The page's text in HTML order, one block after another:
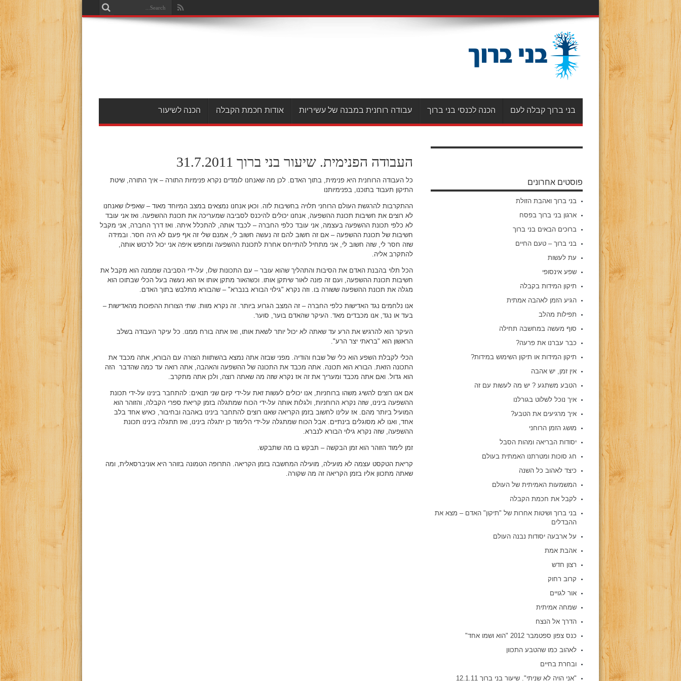
בני ברוך קבלה לעם הכנה לכנסי בני ברוך עבודה רוחנית במבנה של עשיריות אודות חכמת הקבלה הכנה לשיעור
העבודה הפנימית. שיעור בני ברוך 31.7.2011
כל העבודה הרוחנית היא פנימית, בתוך האדם. לכן מה שאנחנו לומדים נקרא פנימיות התורה – איך התורה, שיטת
התיקון תעבוד בתוכנו, בפנימיותנו
ההתקרבות להרגשת העולם הרוחני תלויה בחשיבות לזה. וכאן אנחנו נמצאים במצב המיוחד מאוד – שאפילו שאנחנו
לא רוצים את חשיבות תכונת ההשפעה, אנחנו יכולים להיכנס לסביבה שמעריכה את תכונת ההשפעה. ואז אני עובד
לא כלפי תכונת ההשפעה בעצמה, אני עובד כלפי החברה – לכבד אותה, להתכלל איתה. ואז דרך החברה, אני מקבל
חשיבות של תכונת ההשפעה – אם זה חשוב להם זה נעשה חשוב לי, אמנם שלי זה אף פעם לא היה חסר. ובמידה
שזה חסר לי, שזה חשוב לי, אני מתחיל להתייחס אחרת לתכונת ההשפעה ומחפש איפה אני יכול לרכוש אותה,
להתקרב אליה.
הכל תלוי בהבנת האדם את הסיבות והתהליך שהוא עובר – עם התכונות שלו, על-ידי הסביבה שממנה הוא מקבל את
חשיבות תכונת ההשפעה, ועם זה פונה לאור שיתקן אותו. וכשהאור מתקן אותו אז הוא נעשה בעל הכלי שבתוכו הוא
מגלה את תכונת ההשפעה ששורה בו. וזה נקרא "גילוי הבורא בנברא" – שהבורא מתלבש בתוך האדם.
אנו נלחמים נגד האדישות כלפי החברה – זה המצב הגרוע ביותר. זה נקרא מוות. שתי הצורות ההפוכות מהאדישות –
בעד או נגד, אנו מכבדים מאד. העיקר שהאדם בוער, סוער.
העיקר הוא להרגיש את הרע עד שאתה לא יכול יותר לשאת אותו, ואז אתה בורח ממנו. כל עיקר העבודה בשלב
הראשון הוא "בראתי יצר הרע".
הכלי לקבלת השפע הוא כלי של שבח והודיה. מפני שבזה אתה נמצא בהשתוות הצורה עם הבורא, אתה מכבד את
התכונה הזאת. הבורא הוא תכונה. אתה מכבד את התכונה של ההשפעה והאהבה, אתה רואה עד כמה שהדבר הזה
הוא גדול. ואם אתה מכבד ומעריך את זה אז נקרא שזה מה שאתה רוצה, ולכן אתה מתקרב.
אם אנו רוצים להשיג משהו ברוחניות, אנו יכולים לעשות זאת על-ידי קיום שני תנאים: להתחבר בינינו על-ידי תכונת
ההשפעה בינינו, שזה נקרא הרוחניות, ולגלות אותה על-ידי הכוח שמתגלה בזמן קריאת ספרי הקבלה, והזוהר הוא
המועיל ביותר מהם. אז עלינו לחשוב בזמן הקריאה שאנו רוצים להתחבר בינינו באהבה ובחיבור, כאיש אחד בלב
אחד, ואנו לא מסוגלים בינתיים. אבל הכוח שמתגלה על-ידי הלימוד כן יתגלה בינינו, ואז תתגלה בינינו תכונת
ההשפעה, שזה נקרא גילוי הבורא לנברא.
זמן לימוד הזוהר הוא זמן הבקשה – תבקש בו מה שתבקש.
קריאת הטקסט עצמה לא מועילה, מועילה המחשבה בזמן הקריאה. התרופה הטמונה בזוהר היא אוניברסאלית, ומה
שאתה מתכוון אליו בזמן הקריאה זה מה שקורה.
פוסטים אחרונים
בני ברוך ואהבת הזולת
ארגון בני ברוך בפסח
ברוכים הבאים בני ברוך
בני ברוך – טעם החיים
עת לעשות
שפע אינסופי
תיקון המידות בקבלה
הגיע הזמן לאהבה אמתית
תפילות מהלב
סוף מעשה במחשבה תחילה
כבר עברנו את פרעה?
תיקון המידות או תיקון השימוש במידות?
אין זמן, יש אהבה
הטבע משתגע ? יש מה לעשות עם זה
איך נוכל לשלוט בגורלנו
איך מרגיעים את הטבע?
מושג הזמן הרוחני
יסודות הבריאה ומהות הסבל
חג סוכות ומטרתנו האמתית בעולם
כיצד לאהוב כל השנה
המשמעות האמיתית של העולם
לקבל את חכמת הקבלה
בני ברוך ושיטות אחרות של "תיקון" האדם – מצא את
ההבדלים
על ארבעה יסודות נבנה העולם
אהבת אמת
רצון חדש
קרוב רחוק
אור לגויים
שמחה אמיתית
הדרך אל הנצח
כנס צפון ספטמבר 2012 "הוא ושמו אחד"
לאהוב כמו שהטבע התכוון
ובחרת בחיים
"אני הויה לא שניתי". שיעור בני ברוך 12.1.11